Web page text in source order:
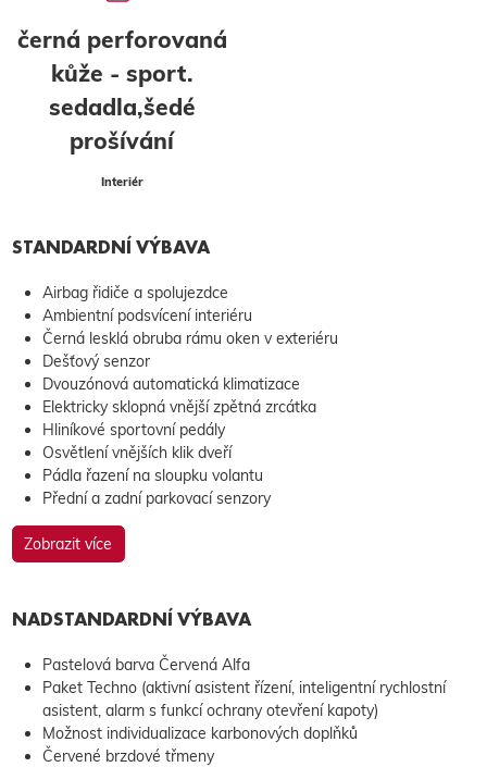
černá perforovaná
kůže - sport.
sedadla,šedé
prošívání
Interiér
STANDARDNÍ VÝBAVA
Airbag řidiče a spolujezdce
Ambientní podsvícení interiéru
Černá lesklá obruba rámu oken v exteriéru
Dešťový senzor
Dvouzónová automatická klimatizace
Elektricky sklopná vnější zpětná zrcátka
Hliníkové sportovní pedály
Osvětlení vnějších klik dveří
Pádla řazení na sloupku volantu
Přední a zadní parkovací senzory
Zobrazit více
NADSTANDARDNÍ VÝBAVA
Pastelová barva Červená Alfa
Paket Techno (aktivní asistent řízení, inteligentní rychlostní
asistent, alarm s funkcí ochrany otevření kapoty)
Možnost individualizace karbonových doplňků
Červené brzdové třmeny